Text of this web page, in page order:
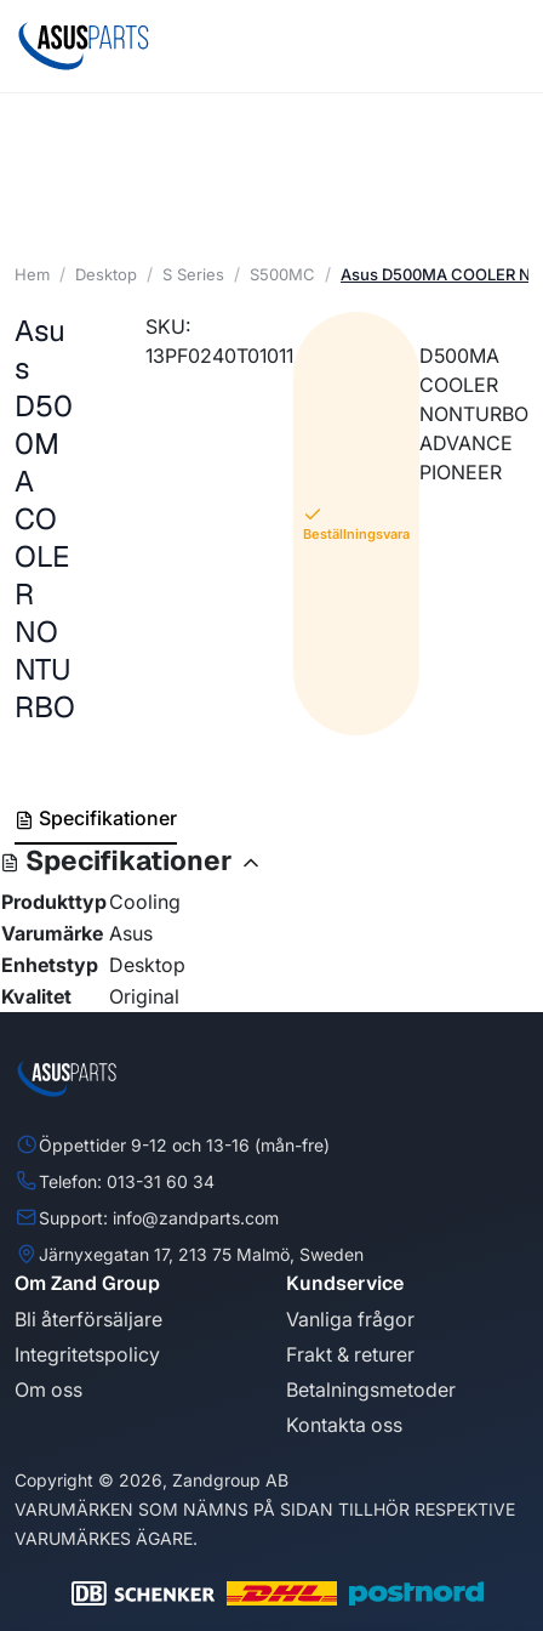
Hem Desktop S Series S500MC Asus D500MA COOLER
Asu
s
D50
0M
A
CO
OLE
R
NO
NTU
RBO
SKU:
13PF0240T01011
Beställningsvara
D500MA
COOLER
NONTURBO
ADVANCE
PIONEER
Specifikationer
Specifikationer
ProdukttypCooling
Varumärke Asus
Enhetstyp Desktop
Kvalitet
Original
Öppettider 9-12 och 13-16 (mån-fre)
Telefon: 013-31 60 34
Support: info@zandparts.com
Järnyxegatan 17, 213 75 Malmö, Sweden
Om Zand Group
Bli återförsäljare
Integritetspolicy
Om oss
Kundservice
Vanliga frågor
Frakt & returer
Betalningsmetoder
Kontakta oss
Copyright © 2026, Zandgroup AB
VARUMÄRKEN SOM NÄMNS PÅ SIDAN TILLHÖR RESPEKTIVE
VARUMÄRKES ÄGARE.